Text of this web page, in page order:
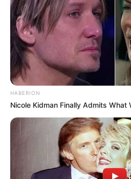
HABERION
Nicole Kidman Finally Admits What